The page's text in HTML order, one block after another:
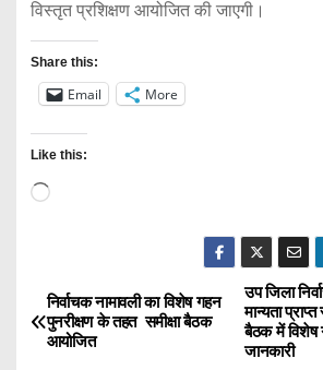
विस्तृत प्रशिक्षण आयोजित की जाएगी।
Share this:
Email More
Like this:
L
i
n
P
o
उप जिला
मान्यता
बैठक में विशेष
जानकारी
निर्वाचक नामावली का विशेष गहन
पुनरीक्षण के तहत समीक्षा बैठक
आयोजित